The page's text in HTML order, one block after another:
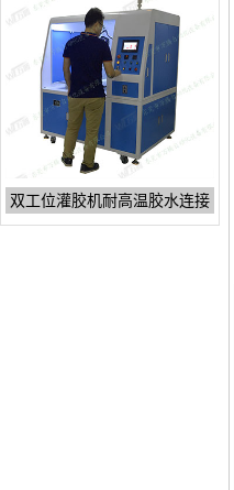
双工位灌胶机耐高温胶水连接